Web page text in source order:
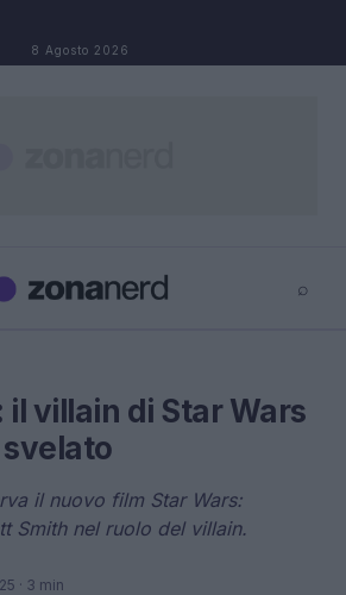
8 Agosto 2026
⌕
villain di Star Wars
il nuovo film Star Wars:
Smith nel ruolo del villain.
· 3 min